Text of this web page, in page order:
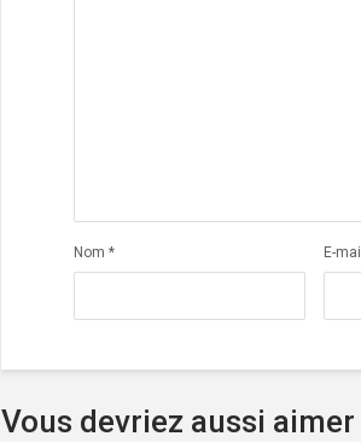
Nom * E-mail
Vous devriez aussi aimer